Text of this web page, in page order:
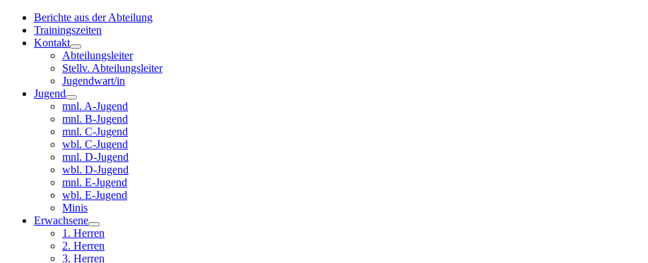
Berichte aus der Abteilung
Trainingszeiten
Kontakt
Abteilungsleiter
Stellv. Abteilungsleiter
Jugendwart/in
Jugend
mnl. A-Jugend
mnl. B-Jugend
mnl. C-Jugend
wbl. C-Jugend
mnl. D-Jugend
wbl. D-Jugend
mnl. E-Jugend
wbl. E-Jugend
Minis
Erwachsene
1. Herren
2. Herren
3. Herren